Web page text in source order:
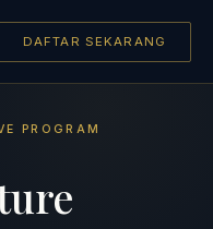
DAFTAR SEKARANG
PROGRAM